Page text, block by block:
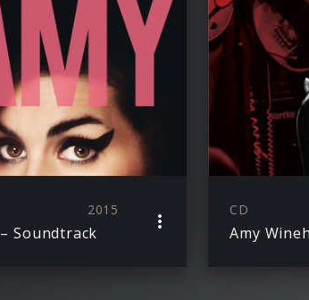
2015
Soundtrack
CD